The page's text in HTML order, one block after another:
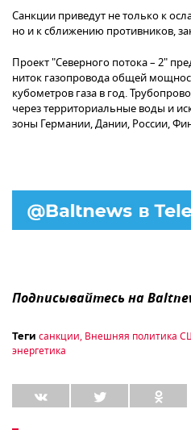
Санкции приведут не только к
но и к сближению противников,
Проект "Северного потока – 2"
ниток газопровода общей
кубометров газа в год.
через территориальные воды и
зоны Германии, Дании, России,
Подписывайтесь на
Теги санкции, Внешняя политика
энергетика